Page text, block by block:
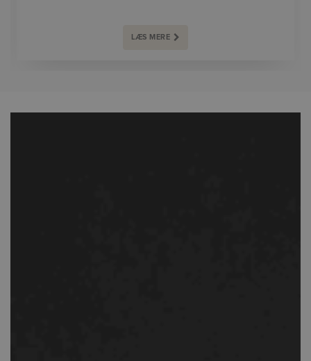
LÆS MERE